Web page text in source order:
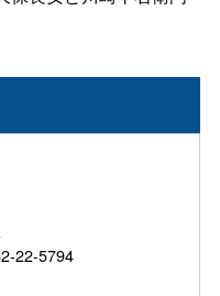
22-5794